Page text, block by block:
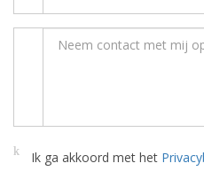
Ik ga akkoord met het